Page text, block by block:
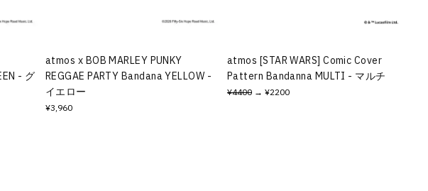
- グ
atmos x BOB MARLEY PUNKY
REGGAE PARTY Bandana YELLOW -
イエロー
¥3,960
atmos [STAR WARS] Comic Cover
Pattern Bandanna MULTI - マルチ
¥4400 → ¥2200